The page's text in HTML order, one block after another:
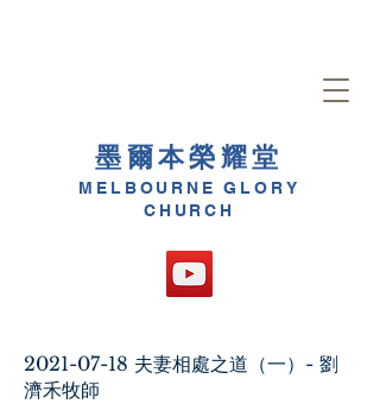
墨爾本榮耀堂
MELBOURNE GLORY
CHURCH
2021-07-18 夫妻相處之道（一）- 劉
濟禾牧師